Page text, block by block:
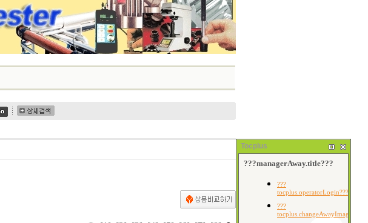
Tocplus